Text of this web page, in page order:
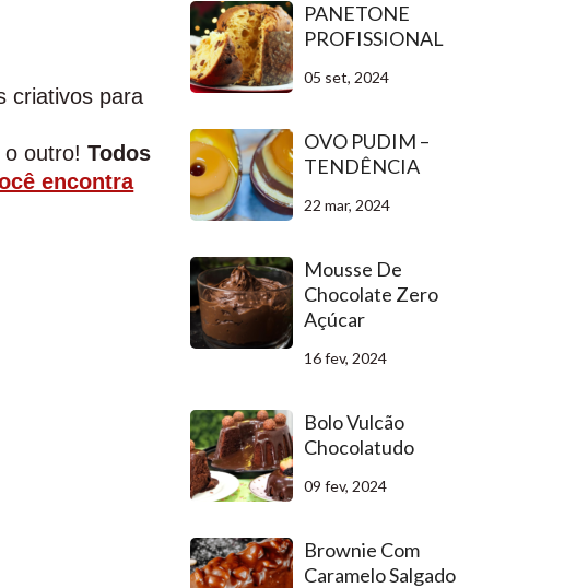
criativos para
o outro!Todos
encontra
PANETONE
PROFISSIONAL
05 set, 2024
OVO PUDIM –
TENDÊNCIA
22 mar, 2024
Mousse De
Chocolate Zero
Açúcar
16 fev, 2024
Bolo Vulcão
Chocolatudo
09 fev, 2024
Brownie Com
Caramelo Salgado